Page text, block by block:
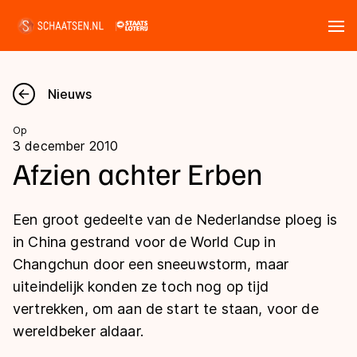
Nieuws
Kalender
Marathon
Langebaan
Shorttrack
Inlineskaten
Uitslagen
Langebaan
Shorttrack
Tijden & historie
Nieuws
Op
3 december 2010
Afzien achter Erben
Een groot gedeelte van de Nederlandse ploeg is
in China gestrand voor de World Cup in
Changchun door een sneeuwstorm, maar
uiteindelijk konden ze toch nog op tijd
vertrekken, om aan de start te staan, voor de
wereldbeker aldaar.